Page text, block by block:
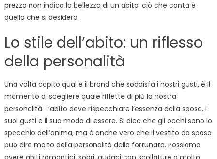
prezzo non indica la bellezza di un abito: ciò che conta è
quello che si desidera.
Lo stile dell’abito: un riflesso
della personalità
Una volta capito qual è il brand che soddisfa i nostri gusti, è il
momento di scegliere quale riflette di più la nostra
personalità. L’abito deve rispecchiare l’essenza della sposa, i
suoi gusti e il suo modo di essere. Si dice che gli occhi sono lo
specchio dell’anima, ma è anche vero che il vestito da sposa
può dire molto della personalità della fortunata. Possiamo